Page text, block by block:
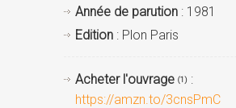
Année de parution : 1981
Edition : Plon Paris
Acheter l'ouvrage (1) :
https://amzn.to/3cnsPmC